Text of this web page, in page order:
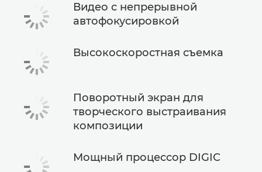
Видео с непрерывной
автофокусировкой
Высокоскоростная съемка
Поворотный экран для
творческого выстраивания
композиции
Мощный процессор DIGIC